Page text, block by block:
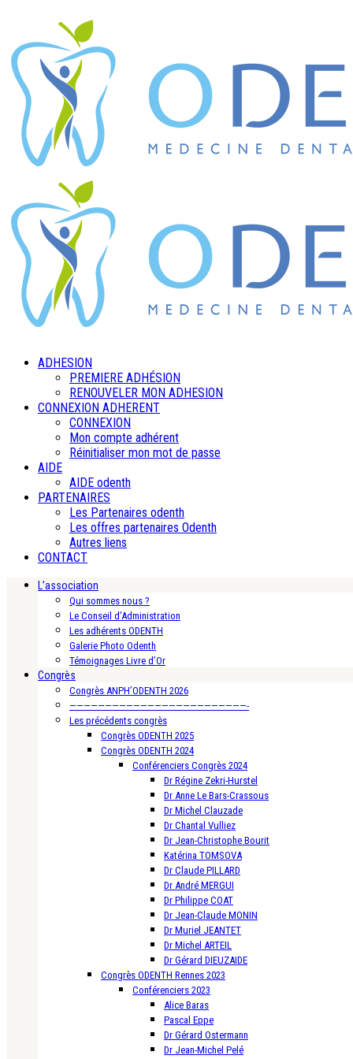
ADHESION
PREMIERE ADHÉSION
RENOUVELER MON ADHESION
CONNEXION ADHERENT
CONNEXION
Mon compte adhérent
Réinitialiser mon mot de passe
AIDE
AIDE odenth
PARTENAIRES
Les Partenaires odenth
Les offres partenaires Odenth
Autres liens
CONTACT
L’association
Qui sommes nous ?
Le Conseil d’Administration
Les adhérents ODENTH
Galerie Photo Odenth
Témoignages Livre d’Or
Congrès
Congrès ANPH’ODENTH 2026
—————————————————————————-
Les précédents congrès
Congrès ODENTH 2025
Congrès ODENTH 2024
Conférenciers Congrès 2024
Dr Régine Zekri-Hurstel
Dr Anne Le Bars-Crassous
Dr Michel Clauzade
Dr Chantal Vulliez
Dr Jean-Christophe Bourit
Katérina TOMSOVA
Dr Claude PILLARD
Dr André MERGUI
Dr Philippe COAT
Dr Jean-Claude MONIN
Dr Muriel JEANTET
Dr Michel ARTEIL
Dr Gérard DIEUZAIDE
Congrès ODENTH Rennes 2023
Conférenciers 2023
Alice Baras
Pascal Eppe
Dr Gérard Ostermann
Dr Jean-Michel Pelé